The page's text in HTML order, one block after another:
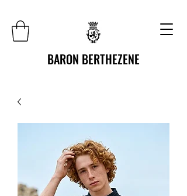
BARON BERTHEZENE